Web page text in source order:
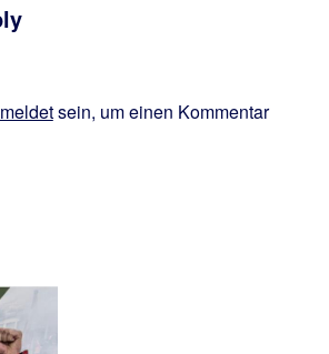
sein, um einen Kommentar